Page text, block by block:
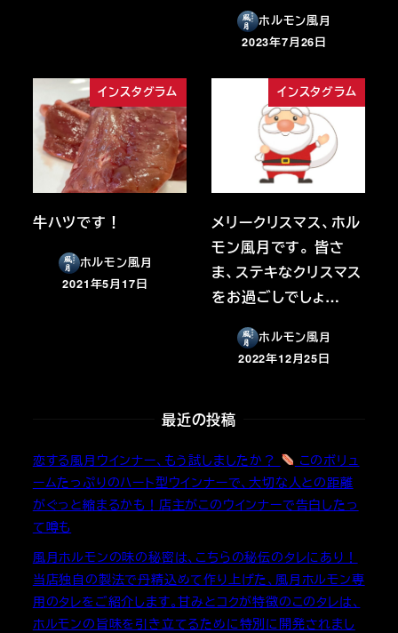
ホルモン風月
投稿日
2023年7月26日
インスタグラム
牛ハツです！
ホルモン風月
投稿日
2021年5月17日
インスタグラム
メリークリスマス、ホル
モン風月です。 皆さ
ま、ステキなクリスマス
をお過ごしでしょ…
ホルモン風月
投稿日
2022年12月25日
最近の投稿
恋する風月ウインナー、もう試しましたか？
このボリュ
ームたっぷりのハート型ウインナーで、大切な人との距離
がぐっと縮まるかも！店主がこのウインナーで告白したっ
て噂も
風月ホルモンの味の秘密は、こちらの秘伝のタレにあり！
当店独自の製法で丹精込めて作り上げた、風月ホルモン専
用のタレをご紹介します。甘みとコクが特徴のこのタレは、
ホルモンの旨味を引き立てるために特別に開発されまし